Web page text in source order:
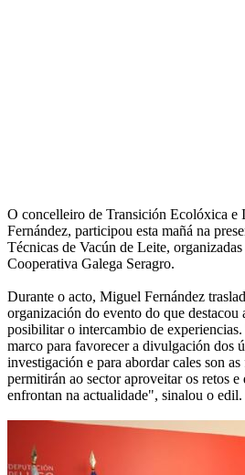
O concelleiro de Transición Ecolóxica e
Fernández, participou esta mañá na
Técnicas de Vacún de Leite,
Cooperativa Galega Seragro.
Durante o acto, Miguel Fernández
organización do evento do que destacou
posibilitar o intercambio de
marco para favorecer a divulgación dos
investigación e para abordar cales son
permitirán ao sector aproveitar os retos e
enfrontan na actualidade", sinalou o edil.